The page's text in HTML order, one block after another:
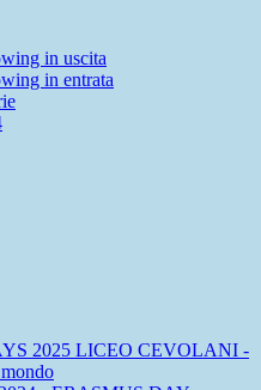
in uscita
in entrata
2025 LICEO CEVOLANI -